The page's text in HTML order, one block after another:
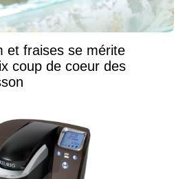
coup de coeur des